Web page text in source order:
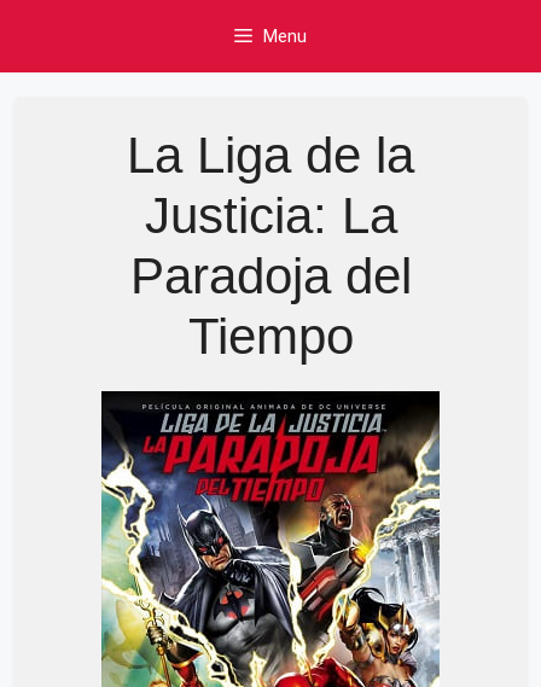
content
Menu
La Liga de la
Justicia: La
Paradoja del
Tiempo